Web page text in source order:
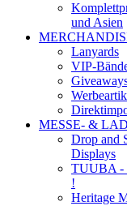
und Asien
Lanyards
VIP-
MESSE- &
Drop and
Displays
TUUBA -
!
Heritage